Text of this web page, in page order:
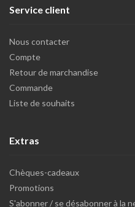
Service client
Nous contacter
Compte
Retour de marchandise
Commande
Liste de souhaits
Extras
Chèques-cadeaux
Promotions
S'abonner / se désabonner à la